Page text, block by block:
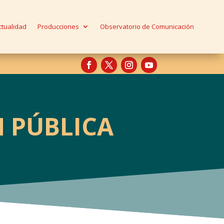
Producciones Observatorio de Comunicación
PÚBLICA